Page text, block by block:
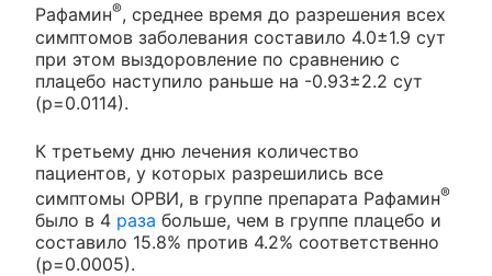
Рафамин®, среднее время до разрешения всех
симптомов заболевания составило 4.0±1.9 сут
при этом выздоровление по сравнению с
плацебо наступило раньше на -0.93±2.2 сут
(р=0.0114).
К третьему дню лечения количество
пациентов, у которых разрешились все
симптомы ОРВИ, в группе препарата Рафамин®
было в 4 раза больше, чем в группе плацебо и
составило 15.8% против 4.2% соответственно
(р=0.0005).